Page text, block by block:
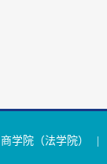
商学院（法学院）